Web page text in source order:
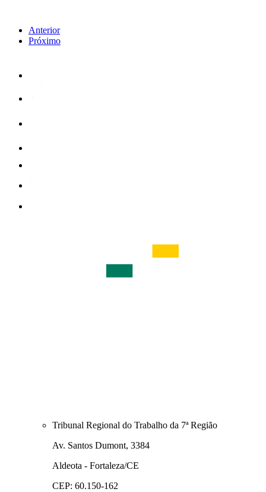
Anterior
Próximo
Tribunal Regional do Trabalho da 7ª Região
Av. Santos Dumont, 3384
Aldeota - Fortaleza/CE
CEP: 60.150-162